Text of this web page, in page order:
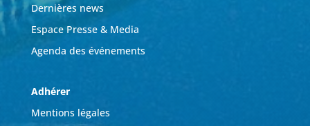
Dernières news
Espace Presse & Media
Agenda des événements
Adhérer
Mentions légales